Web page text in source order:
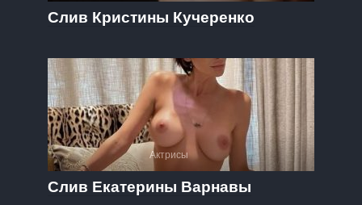
Слив Кристины Кучеренко
Актрисы
Слив Екатерины Варнавы